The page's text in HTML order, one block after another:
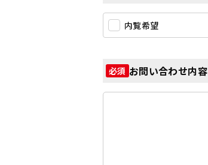
内覧希望
必須 お問い合わせ内容